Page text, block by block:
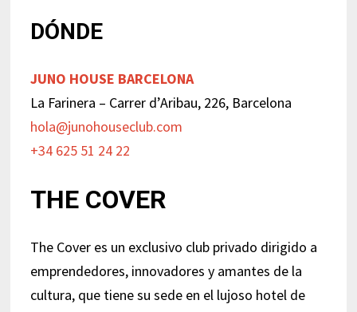
DÓNDE
JUNO HOUSE BARCELONA
La Farinera – Carrer d’Aribau, 226, Barcelona
hola@junohouseclub.com
+34 625 51 24 22
THE COVER
The Cover es un exclusivo club privado dirigido a
emprendedores, innovadores y amantes de la
cultura, que tiene su sede en el lujoso hotel de